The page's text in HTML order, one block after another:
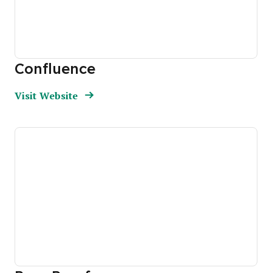
Confluence
Visit WebsiteOpens New Window